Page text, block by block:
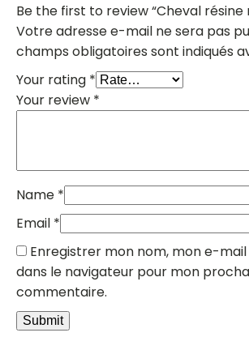
Be the first to review “Cheval résine
Votre adresse e-mail ne sera pas
champs obligatoires sont indiqués
Your rating *
Your review *
Name *
Email *
Enregistrer mon nom, mon e-
dans le navigateur pour mon
commentaire.